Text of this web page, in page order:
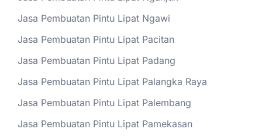
Jasa Pembuatan Pintu Lipat Ngawi
Jasa Pembuatan Pintu Lipat Pacitan
Jasa Pembuatan Pintu Lipat Padang
Jasa Pembuatan Pintu Lipat Palangka Raya
Jasa Pembuatan Pintu Lipat Palembang
Jasa Pembuatan Pintu Lipat Pamekasan